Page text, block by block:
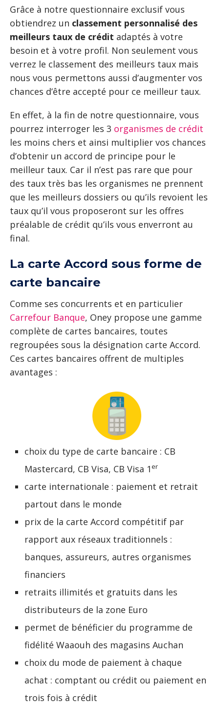
Grâce à notre questionnaire exclusif vous
obtiendrez un classement personnalisé des
meilleurs taux de crédit adaptés à votre
besoin et à votre profil. Non seulement vous
verrez le classement des meilleurs taux mais
nous vous permettons aussi d’augmenter vos
chances d’être accepté pour ce meilleur taux.
En effet, à la fin de notre questionnaire, vous
pourrez interroger les 3 organismes de crédit
les moins chers et ainsi multiplier vos chances
d’obtenir un accord de principe pour le
meilleur taux. Car il n’est pas rare que pour
des taux très bas les organismes ne prennent
que les meilleurs dossiers ou qu’ils revoient les
taux qu’il vous proposeront sur les offres
préalable de crédit qu’ils vous enverront au
final.
La carte Accord sous forme de
carte bancaire
Comme ses concurrents et en particulier
Carrefour Banque, Oney propose une gamme
complète de cartes bancaires, toutes
regroupées sous la désignation carte Accord.
Ces cartes bancaires offrent de multiples
avantages :
choix du type de carte bancaire : CB
Mastercard, CB Visa, CB Visa 1er
carte internationale : paiement et retrait
partout dans le monde
prix de la carte Accord compétitif par
rapport aux réseaux traditionnels :
banques, assureurs, autres organismes
financiers
retraits illimités et gratuits dans les
distributeurs de la zone Euro
permet de bénéficier du programme de
fidélité Waaouh des magasins Auchan
choix du mode de paiement à chaque
achat : comptant ou crédit ou paiement en
trois fois à crédit